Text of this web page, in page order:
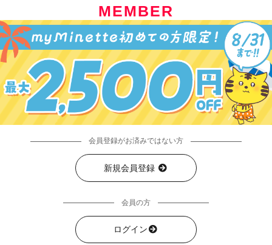
MEMBER
会員登録がお済みではない方
新規会員登録
会員の方
ログイン